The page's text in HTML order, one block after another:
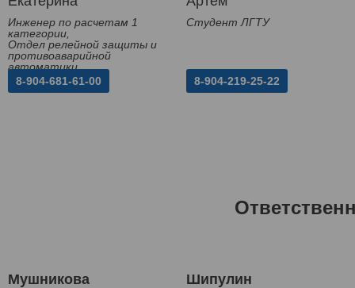
Инженер по расчетам 1
категории,
Отдел релейной защиты и
противоаварийной
автоматики
8-904-681-61-00
Студент ЛГТУ
8-904-219-25-22
Мушникова
Шипулин